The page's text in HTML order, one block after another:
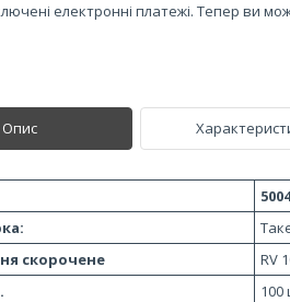
електронні платежі. Тепер ви
Опис
скорочене
RV
100